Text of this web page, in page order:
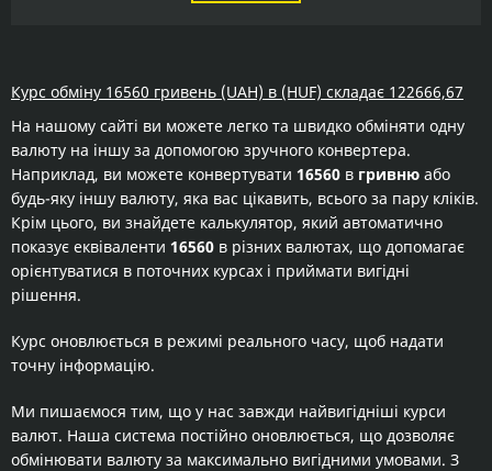
Курс обміну 16560 гривень (UAH) в (HUF) складає 122666,67
На нашому сайті ви можете легко та швидко обміняти одну
валюту на іншу за допомогою зручного конвертера.
Наприклад, ви можете конвертувати 16560 в гривню або
будь-яку іншу валюту, яка вас цікавить, всього за пару кліків.
Крім цього, ви знайдете калькулятор, який автоматично
показує еквіваленти 16560 в різних валютах, що допомагає
орієнтуватися в поточних курсах і приймати вигідні
рішення.
Курс оновлюється в режимі реального часу, щоб надати
точну інформацію.
Ми пишаємося тим, що у нас завжди найвигідніші курси
валют. Наша система постійно оновлюється, що дозволяє
обмінювати валюту за максимально вигідними умовами. З